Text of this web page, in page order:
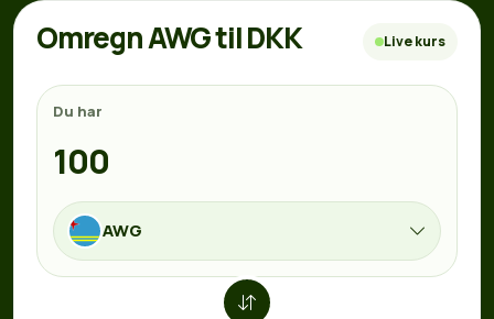
Omregn AWG til DKK Live kurs
Du har
AWG